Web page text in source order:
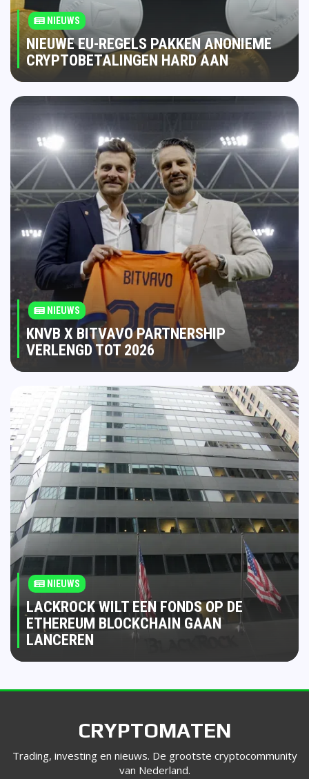
NIEUWS
NIEUWE EU-REGELS PAKKEN ANONIEME
CRYPTOBETALINGEN HARD AAN
NIEUWS
KNVB X BITVAVO PARTNERSHIP
VERLENGD TOT 2026
NIEUWS
LACKROCK WILT EEN FONDS OP DE
ETHEREUM BLOCKCHAIN GAAN
LANCEREN
CRYPTOMATEN
Trading, investing en nieuws. De grootste cryptocommunity
van Nederland.